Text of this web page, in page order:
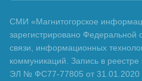
СМИ «Магнитогорское
зарегистрировано Федеральной
связи, информационных
коммуникаций. Запись в
ЭЛ № ФС77-77805 от 31.01.2020